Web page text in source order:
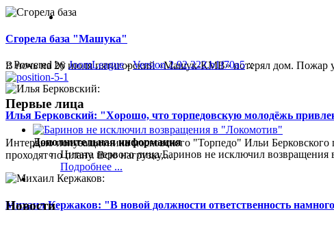
Сгорела база "Машука"
В ночь на 26 июля пятигорский «Машук-КМВ» потерял дом. Пожар
Илья Берковский: "Хорошо, что торпедовскую молодёжь
Интервью полузащитника московского "Торпедо" Ильи
проходят по плану. Всю нагрузку,...
Михаил Кержаков: "В новой должности ответственность
:: Powered byJoomLeague-Version 2.92.222.b1f70a5::
Первые лица
Дополнительная информация
Цитата первого лица Баринов не исключил возвращения
Подробнее ...
Новости